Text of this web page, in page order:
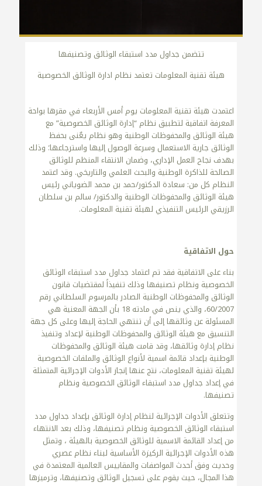
تتضمن جداول مدد استبقاء الوثائق وتصنيفها
هيئة تقنية المعلومات تعتمد نظام ادارة الوثائق الخصوصية
اعتمدت هيئة تقنية المعلومات يوم أمس الأربعاء في مقرها بواحة
المعرفة اتفاقية لتطبيق نظام “إدارة الوثائق الخصوصية” مع
هيئة الوثائق والمحفوظات الوطنية وهو نظام يعٌنى بحفظ
الوثائق جارية الاستعمال وسرعة الوصول إليها واسترجاعها؛ وذلك
بهدف نجاح العمل الإداري، وضمان الانتقاء المنظم للوثائق
الصالحة للذاكرة الوطنية والبحث العلمي والتاريخي. وقد اعتمد
النظام كل من: سعادة الدكتور/حمد بن محمد الضوياني رئيس
هيئة الوثائق والمحفوظات الوطنية والدكتور/ سالم بن سلطان
الرزيقي الرئيس التنفيذي لهيئة تقنية المعلومات.
حول الاتفاقية
بناء على الاتفاقية فقد تم اعتماد جداول مدد استبقاء الوثائق
الخصوصية ونظام تصنيفها وذلك تنفيذاً لمقتضيات قانون
الوثائق والمحفوظات الوطنية الصادر بالمرسوم السلطاني رقم
60/2007، والذي ينص في مادته 18 بأن الجهة المعنية هي
المسئولة عن وثائقها إلى أن تنتهي الحاجة إليها وعلى كل جهة
التنسيق مع هيئة الوثائق والمحفوظات الوطنية لإعداد وتنفيذ
نظام إدارة وثائقها، وقد قامت هيئة الوثائق والمحفوظات
الوطنية بإعداد قائمة اسمية لأنواع الوثائق والملفات الخصوصية
لهيئة تقنية المعلومات، نتج عنها إنجاز الأدوات الإجرائية المتمثلة
في إعداد جداول مدد استبقاء الوثائق الخصوصية ونظام
تصنيفها.
وتتعلق الأدوات الإجرائية لنظام إدارة الوثائق بإعداد جداول مدد
استبقاء الوثائق الخصوصية ونظام تصنيفها، وذلك بعد الانتهاء
من إعداد القائمة الاسمية للوثائق الخصوصية بالهيئة ، وتمثل
هذه الأدوات الإجرائية الركيزة الأساسية لبناء نظام عصري
وحديث وفق أحدث المواصفات والمقاييس العالمية المعتمدة في
هذا المجال، حيث يقوم على تسجيل الوثائق وتصنيفها، وترميزها